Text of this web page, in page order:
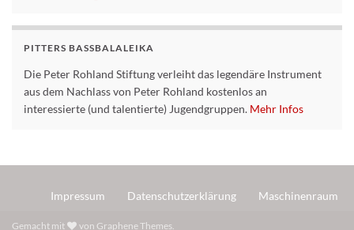
PITTERS BASSBALALEIKA
Die Peter Rohland Stiftung verleiht das legendäre Instrument
aus dem Nachlass von Peter Rohland kostenlos an
interessierte (und talentierte) Jugendgruppen. Mehr Infos
Impressum Datenschutzerklärung Maschinenraum
Gemacht mit von Graphene Themes